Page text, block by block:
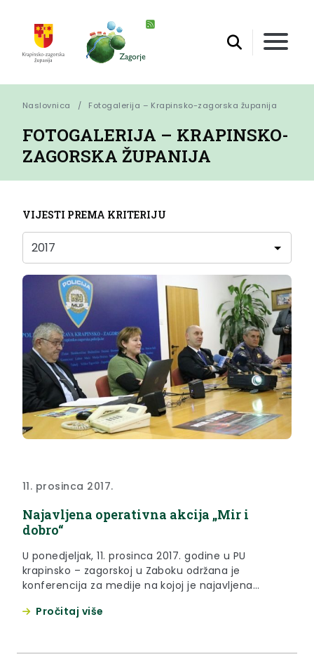
Naslovnica Fotogalerija – Krapinsko-zagorska županija
FOTOGALERIJA – KRAPINSKO-
ZAGORSKA ŽUPANIJA
VIJESTI PREMA KRITERIJU
11. prosinca 2017.
Najavljena operativna akcija „Mir i
dobro“
U ponedjeljak, 11. prosinca 2017. godine u PU
krapinsko – zagorskoj u Zaboku održana je
konferencija za medije na kojoj je najavljena
Pročitaj više